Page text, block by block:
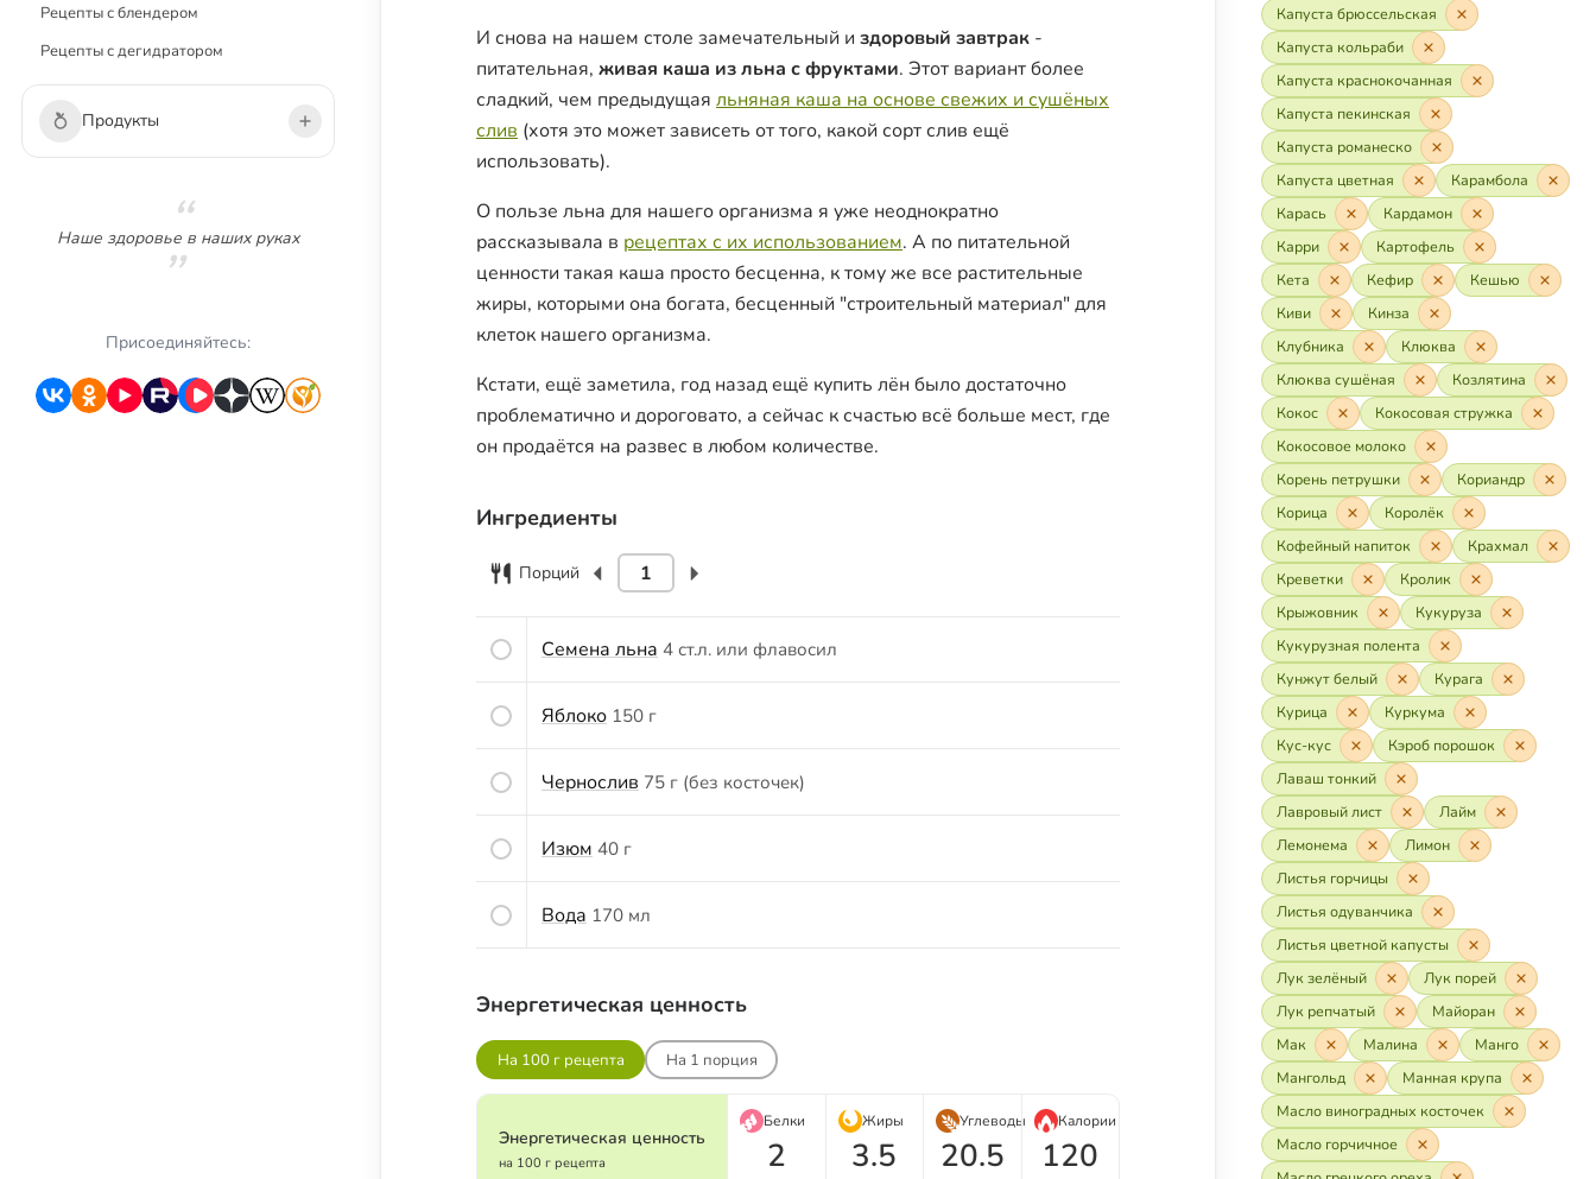
Рецепты с блендером
Рецепты с дегидратором
Продукты
Сухофрукты
Орехи
Наше здоровье в наших руках
Присоединяйтесь:
И снова на нашем столе замечательный и здоровый завтрак -
питательная, живая каша из льна с фруктами. Этот вариант более
сладкий, чем предыдущая льняная каша на основе свежих и сушёных
слив (хотя это может зависеть от того, какой сорт слив ещё
использовать).
О пользе льна для нашего организма я уже неоднократно
рассказывала в рецептах с их использованием. А по питательной
ценности такая каша просто бесценна, к тому же все растительные
жиры, которыми она богата, бесценный "строительный материал" для
клеток нашего организма.
Кстати, ещё заметила, год назад ещё купить лён было достаточно
проблематично и дороговато, а сейчас к счастью всё больше мест, где
он продаётся на развес в любом количестве.
Ингредиенты
Порций
Семена льна 4 ст.л. или флавосил
Яблоко 150 г
Чернослив 75 г (без косточек)
Изюм 40 г
Вода 170 мл
Энергетическая ценность
На 100 г рецепта На 1 порция
Энергетическая ценность
на 100 г рецепта
Белки
2
Жиры
3.5
Углеводы
20.5
Калории
120
Капуста брюссельская
Капуста кольраби
Капуста краснокочанная
Капуста пекинская
Капуста романеско
Капуста цветная
Карамбола
Карась
Кардамон
Карри
Картофель
Кета
Кефир
Кешью
Киви
Кинза
Клубника
Клюква
Клюква сушёная
Козлятина
Кокос
Кокосовая стружка
Кокосовое молоко
Корень петрушки
Кориандр
Корица
Королёк
Кофейный напиток
Крахмал
Креветки
Кролик
Крыжовник
Кукуруза
Кукурузная полента
Кунжут белый
Курага
Курица
Куркума
Кус-кус
Кэроб порошок
Лаваш тонкий
Лавровый лист
Лайм
Лемонема
Лимон
Листья горчицы
Листья одуванчика
Листья цветной капусты
Лук зелёный
Лук порей
Лук репчатый
Майоран
Мак
Малина
Манго
Мангольд
Манная крупа
Масло виноградных косточек
Масло горчичное